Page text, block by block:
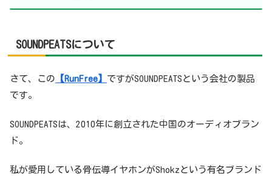
SOUNDPEATSについて
さて、この 【RunFree】 ですがSOUNDPEATSという会社の製品
です。
SOUNDPEATSは、2010年に創立された中国のオーディオブラン
ド。
私が愛用している骨伝導イヤホンがShokzという有名ブランド